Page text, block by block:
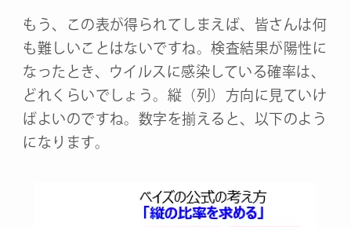
もう、この表が得られてしまえば、皆さんは何
も難しいことはないですね。検査結果が陽性に
なったとき、ウイルスに感染している確率は、
どれくらいでしょう。縦（列）方向に見ていけ
ばよいのですね。数字を揃えると、以下のよう
になります。